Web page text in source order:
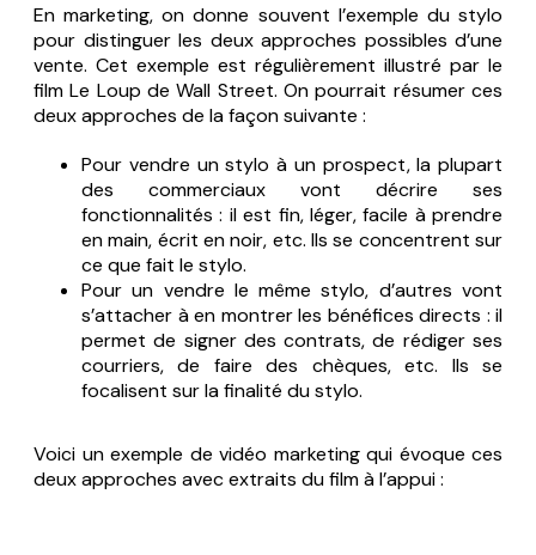
En marketing, on donne souvent l’exemple du stylo
pour distinguer les deux approches possibles d’une
vente. Cet exemple est régulièrement illustré par le
filmLe Loup de Wall Street. On pourrait résumer ces
deux approches de la façon suivante :
Pour vendre un stylo à un prospect, la plupart
des commerciaux vont décrire ses
fonctionnalités : il est fin, léger, facile à prendre
en main, écrit en noir, etc. Ils se concentrent sur
ce que fait le stylo.
Pour un vendre le même stylo, d’autres vont
s’attacher à en montrer les bénéfices directs : il
permet de signer des contrats, de rédiger ses
courriers, de faire des chèques, etc. Ils se
focalisent surla finalité du stylo.
Voici un exemple de vidéo marketing qui évoque ces
deux approches avec extraits du film à l’appui :